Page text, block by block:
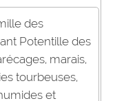
des
Potentille des
marais,
tourbeuses,
et